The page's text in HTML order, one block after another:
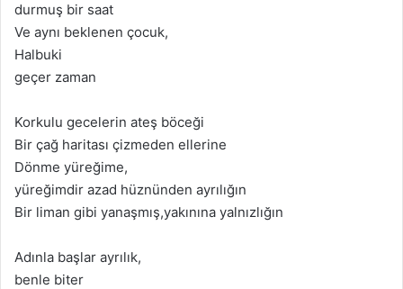
durmuş bir saat
Ve aynı beklenen çocuk,
Halbuki
geçer zaman
Korkulu gecelerin ateş böceği
Bir çağ haritası çizmeden ellerine
Dönme yüreğime,
yüreğimdir azad hüznünden ayrılığın
Bir liman gibi yanaşmış,yakınına yalnızlığın
Adınla başlar ayrılık,
benle biter